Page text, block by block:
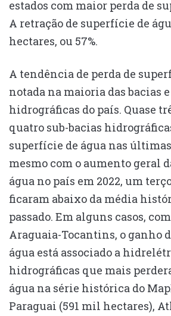
estados com maior perda de
A retração de superfície de
hectares, ou 57%.
A tendência de perda de
notada na maioria das bacias
hidrográficas do país. Quase
quatro sub-bacias
superfície de água nas últimas
mesmo com o aumento geral
água no país em 2022, um
ficaram abaixo da média
passado. Em alguns casos,
Araguaia-Tocantins, o ganho
água está associado a
hidrográficas que mais
água na série histórica do
Paraguai (591 mil hectares),